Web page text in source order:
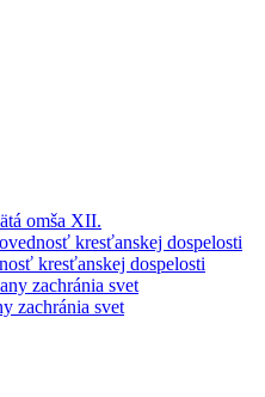
omša XII.
kresťanskej dospelosti
kresťanskej dospelosti
zachránia svet
zachránia svet